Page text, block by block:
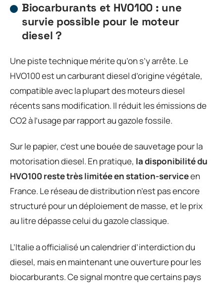
Biocarburants et HVO100 : une
survie possible pour le moteur
diesel ?
Une piste technique mérite qu’on s’y arrête. Le
HVO100 est un carburant diesel d’origine végétale,
compatible avec la plupart des moteurs diesel
récents sans modification. Il réduit les émissions de
CO2 à l’usage par rapport au gazole fossile.
Sur le papier, c’est une bouée de sauvetage pour la
motorisation diesel. En pratique, la disponibilité du
HVO100 reste très limitée en station-serviceen
France. Le réseau de distribution n’est pas encore
structuré pour un déploiement de masse, et le prix
au litre dépasse celui du gazole classique.
L’Italie a officialisé un calendrier d’interdiction du
diesel, mais en maintenant une ouverture pour les
biocarburants. Ce signal montre que certains pays